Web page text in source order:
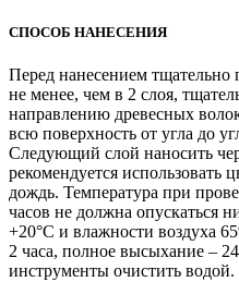
СПОСОБ НАНЕСЕНИЯ
Перед нанесением
не менее, чем в 2 слоя,
направлению древесных
всю поверхность от угла до
Следующий слой наносить
рекомендуется использовать
дождь. Температура при
часов не должна опускаться
+20°С и влажности воздуха
2 часа, полное высыхание –
инструменты очистить водой.